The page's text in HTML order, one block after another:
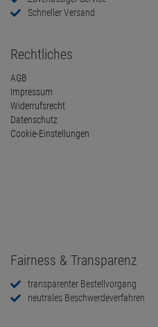
Schneller Versand
Rechtliches
AGB
Impressum
Widerrufsrecht
Datenschutz
Cookie-Einstellungen
Fairness & Transparenz
transparenter Bestellvorgang
neutrales Beschwerdeverfahren